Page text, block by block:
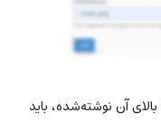
بالای آن نوشته‌شده، باید